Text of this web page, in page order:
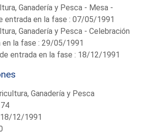
Ganadería y Pesca - Mesa -
entrada en la fase : 07/05/1991
Ganadería y Pesca - Celebración
en la fase : 29/05/1991
entrada en la fase : 18/12/1991
Ganadería y Pesca
12/1991